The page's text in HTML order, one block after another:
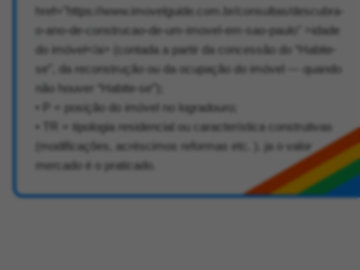
href="https://www.imovelguide.com.br/consultas/descubra-
o-ano-de-construcao-de-um-imovel-em-sao-paulo" >idade
do imóvel</a> (contada a partir da concessão do “Habite-
se”, da reconstrução ou da ocupação do imóvel — quando
não houver “Habite-se”);
• P = posição do imóvel no logradouro;
• TR = tipologia residencial ou característica construtivas
(modificações, acréscimos reformas etc. ). ja o valor
mercado é o praticado.